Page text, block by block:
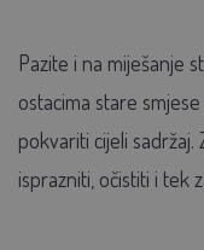
Pazite i na miješanje
ostacima stare
pokvariti cijeli
isprazniti, očistiti i tek